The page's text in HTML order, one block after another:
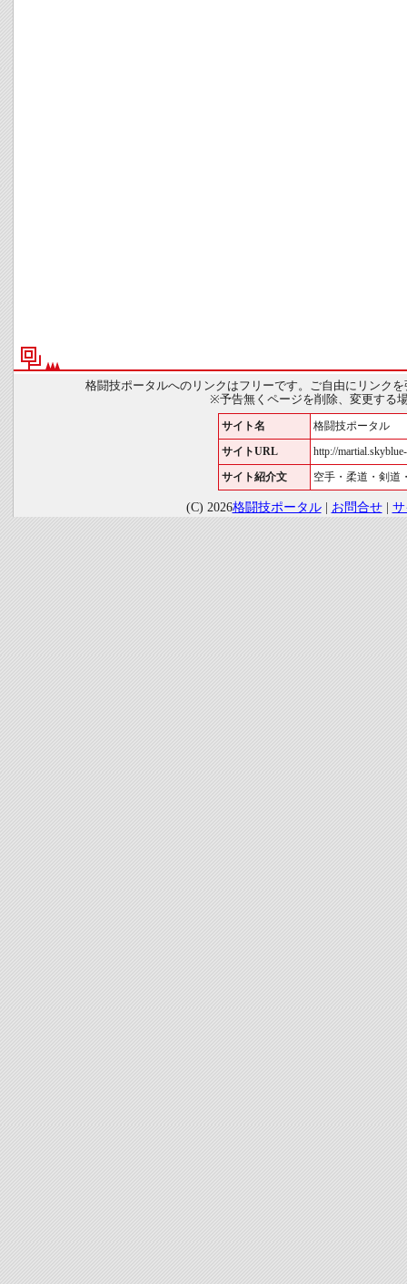
格闘技ポータルへのリンクはフリーです。ご自由にリンク
※予告無くページを削除、変更する
サイト名 格闘技ポータル
サイトURL http://
サイト紹介文 空手・柔道・剣道
(C) 2026格闘技ポータル| お問合せ|